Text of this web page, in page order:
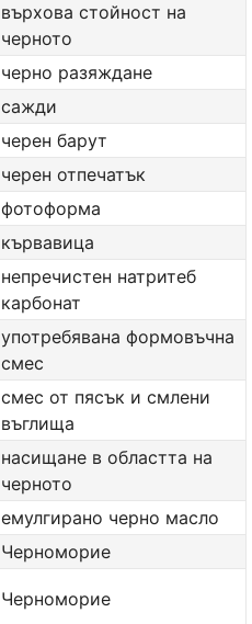
върхова стойност на
черното
черно разяждане
сажди
черен барут
черен отпечатък
фотоформа
кървавица
непречистен натритеб
карбонат
употребявана формовъчна
смес
смес от пясък и смлени
въглища
насищане в областта на
черното
емулгирано черно масло
Черноморие
Черноморие